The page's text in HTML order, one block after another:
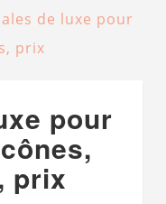
de luxe pour
prix
pour
prix